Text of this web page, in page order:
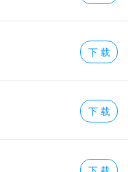
下 载
下 载